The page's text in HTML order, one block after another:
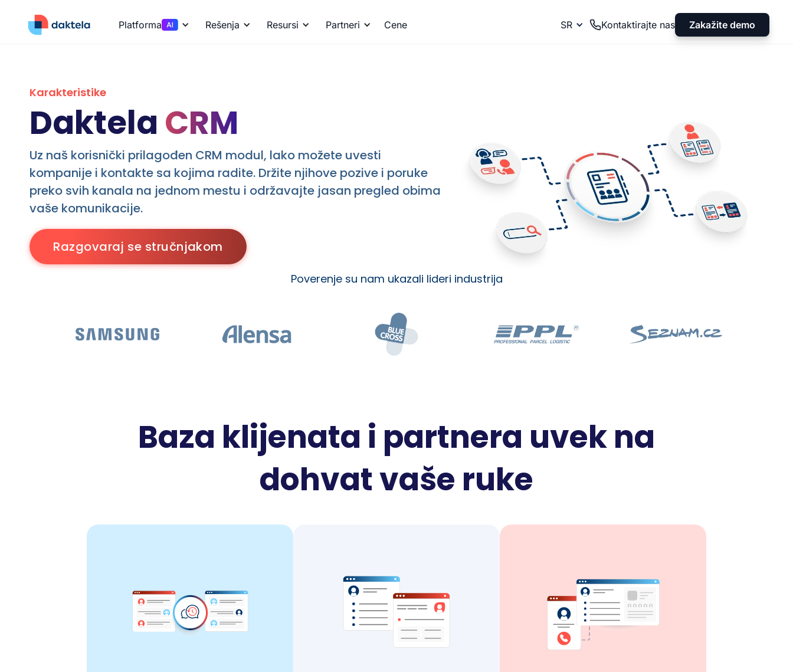
Platforma Rešenja Resursi Partneri Cene SR Kontaktirajte nas Zakažite demo
Karakteristike
Daktela CRM
Uz naš korisnički prilagođen CRM modul, lako možete uvesti
kompanije i kontakte sa kojima radite. Držite njihove pozive i poruke
preko svih kanala na jednom mestu i održavajte jasan pregled obima
vaše komunikacije.
Razgovaraj se stručnjakom
Poverenje su nam ukazali lideri industrija
Baza klijenata i partnera uvek na
dohvat vaše ruke